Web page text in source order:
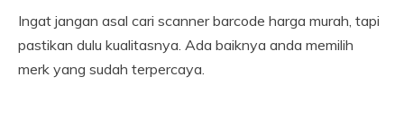
Ingat jangan asal cari scanner barcode harga murah, tapi
pastikan dulu kualitasnya. Ada baiknya anda memilih
merk yang sudah terpercaya.